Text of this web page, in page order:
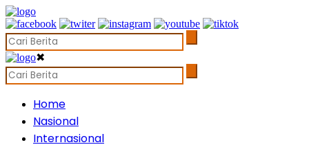
✖
Home
Nasional
Internasional